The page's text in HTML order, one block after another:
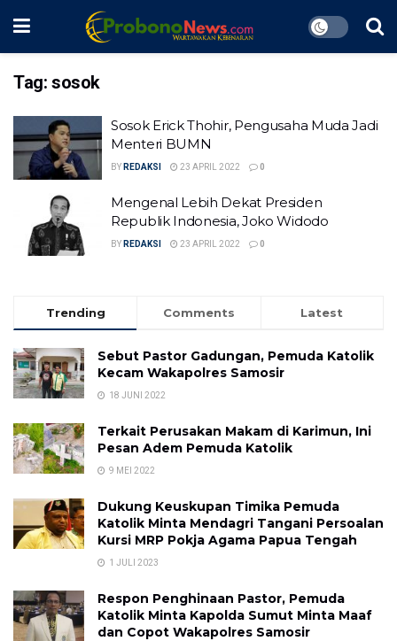
Tag: sosok
Sosok Erick Thohir, Pengusaha Muda Jadi
Menteri BUMN
BY REDAKSI 23 APRIL 2022 0
Mengenal Lebih Dekat Presiden
Republik Indonesia, Joko Widodo
BY REDAKSI 23 APRIL 2022 0
Trending Comments Latest
Sebut Pastor Gadungan, Pemuda Katolik
Kecam Wakapolres Samosir
18 JUNI 2022
Terkait Perusakan Makam di Karimun, Ini
Pesan Adem Pemuda Katolik
9 MEI 2022
Dukung Keuskupan Timika Pemuda
Katolik Minta Mendagri Tangani Persoalan
Kursi MRP Pokja Agama Papua Tengah
1 JULI 2023
Respon Penghinaan Pastor, Pemuda
Katolik Minta Kapolda Sumut Minta Maaf
dan Copot Wakapolres Samosir